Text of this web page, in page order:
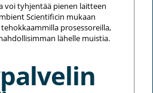
voi tyhjentää pienen laitteen
Scientificin mukaan
prosessoreilla,
lähelle muistia.